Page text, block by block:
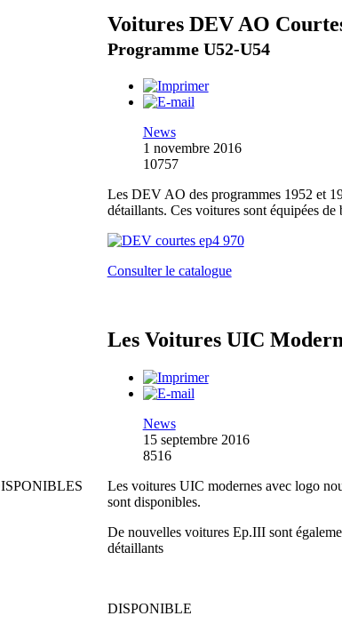
Voitures DEV AO
Programme U52-U54
News
1 novembre 2016
10757
Les DEV AO des programmes 1952 et
détaillants. Ces voitures sont équipées de
Consulter le catalogue
Les Voitures UIC
News
15 septembre 2016
8516
Les voitures UIC modernes avec logo
sont disponibles.
De nouvelles voitures Ep.III sont
détaillants
DISPONIBLE